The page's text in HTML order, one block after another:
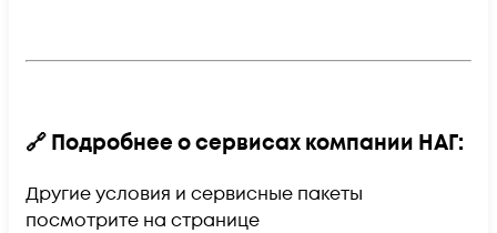
🔗 Подробнее о сервисах компании НАГ:
Другие условия и сервисные пакеты
посмотрите на странице